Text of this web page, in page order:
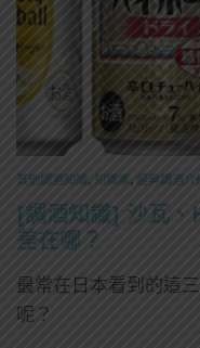
其他調酒知識, 知識庫, 經典調酒介
[調酒知識] 沙瓦
差在哪？
最常在日本看到的這
呢？